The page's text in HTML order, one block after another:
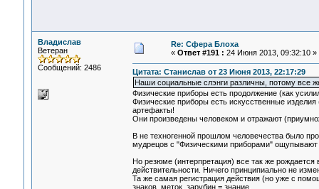
Владислав
Ветеран
Сообщений: 2486
Re: Сфера Блоха
« Ответ #191 : 24 Июня 2013, 09:32:10 »
Цитата: Станислав от 23 Июня 2013, 22:17:29
Наши социальные слэнги различны, потому все
Физические приборы есть продолжение (как
Физические приборы есть искусственные
артефакты!
Они произведены человеком и отражают
В не техногенной прошлом человечества было
мудрецов с "Физическими приборами" ощупывают
Но резюме (интерпретация) все так же
действительности. Ничего принципиально не
Та же самая регистрация действия (но уже с
знаков, меток, зарубин = знание.